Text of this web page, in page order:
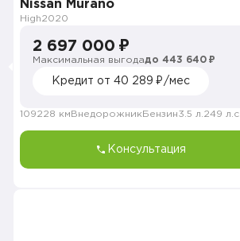
Nissan Murano
High2020
2 697 000 ₽
Максимальная выгодадо 443 640 ₽
Кредит от 40 289 ₽/мес
109228 км Внедорожник Бензин3.5 л. 249 л.с.
Консультация